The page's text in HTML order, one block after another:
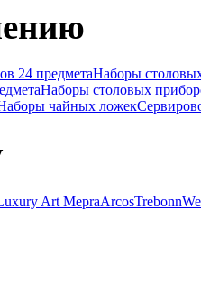
24 предметаНаборы
Наборы столовых
чайных ложек
Art MepraArcosTrebonn